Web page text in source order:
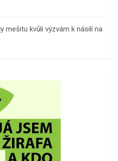
mešitu kvůli výzvám k násilí na